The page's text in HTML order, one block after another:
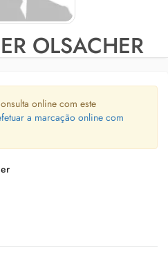
OLSACHER
online com este
a marcação online com